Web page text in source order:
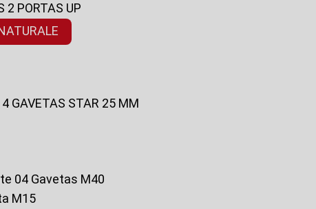
2 PORTAS UP
4 GAVETAS STAR 25 MM
04 Gavetas M40
M15